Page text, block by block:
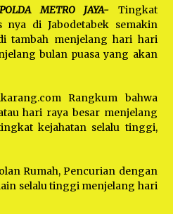
VII
METRO JAYA- Tingkat
di Jabodetabek semakin
tambah menjelang hari hari
bulan puasa yang akan
Rangkum bahwa
hari raya besar menjelang
kejahatan selalu tinggi,
Rumah, Pencurian dengan
selalu tinggi menjelang hari